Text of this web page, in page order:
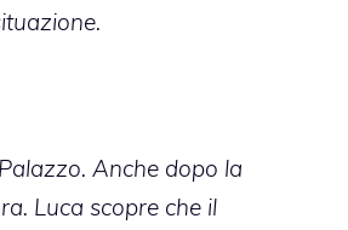
Anche dopo la
Luca scopre che il